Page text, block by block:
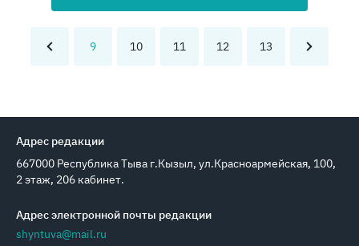
9 10 11 12 13
Адрес редакции
667000 Республика Тыва г.Кызыл, ул.Красноармейская, 100,
2 этаж, 206 кабинет.
Адрес электронной почты редакции
shyntuva@mail.ru